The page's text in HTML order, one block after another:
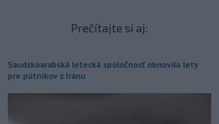
Prečítajte si aj:
Saudskoarabská letecká spoločnosť obnovila lety
pre pútnikov z Iránu